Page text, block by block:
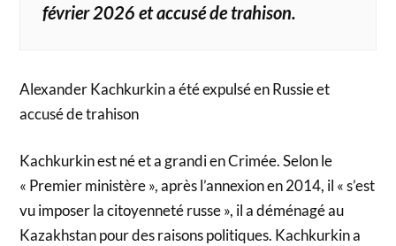
février 2026 et accusé de trahison.
Alexander Kachkurkin a été expulsé en Russie et
accusé de trahison
Kachkurkin est né et a grandi en Crimée. Selon le
« Premier ministère », après l’annexion en 2014, il « s’est
vu imposer la citoyenneté russe », il a déménagé au
Kazakhstan pour des raisons politiques. Kachkurkin a